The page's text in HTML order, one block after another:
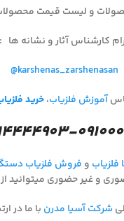
و لیست قیمت
کارشناس آثار و نشانه ها :
@karshenas_zarshenasan
آموزش فلزیاب،خرید
فلزیاب و فروش فلزیاب
و غیر حضوری میتوانید
شرکت آسیا مدرن با ما در